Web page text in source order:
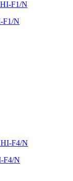
F1/N
F4/N